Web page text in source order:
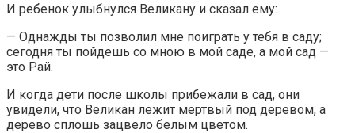
И ребенок улыбнулся Великану и сказал ему:
— Однажды ты позволил мне поиграть у тебя в саду;
сегодня ты пойдешь со мною в мой саде, а мой сад —
это Рай.
И когда дети после школы прибежали в сад, они
увидели, что Великан лежит мертвый под деревом, а
дерево сплошь зацвело белым цветом.